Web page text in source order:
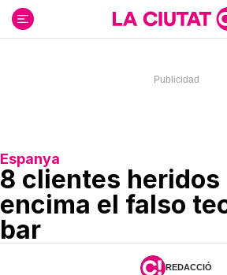
contenido
Espanya
8 clientes
encima el falso
bar
REDACCIÓ